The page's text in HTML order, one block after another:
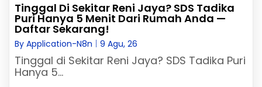
Tinggal Di Sekitar Reni Jaya? SDS Tadika
Puri Hanya 5 Menit Dari Rumah Anda —
Daftar Sekarang!
By Application-N8n 9 Agu, 26
Tinggal di Sekitar Reni Jaya? SDS Tadika Puri
Hanya 5…